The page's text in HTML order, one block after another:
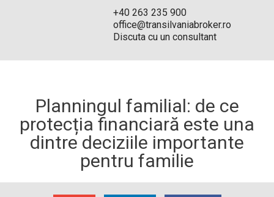
+40 263 235 900
office@transilvaniabroker.ro
Discuta cu un consultant
Planningul familial: de ce
protecția financiară este una
dintre deciziile importante
pentru familie